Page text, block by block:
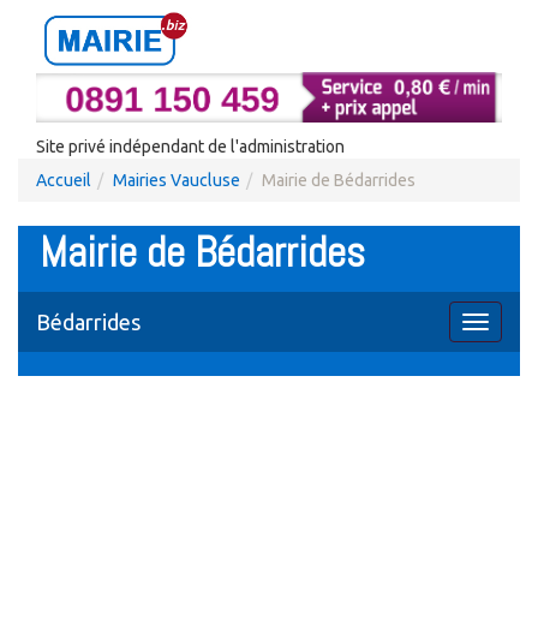
Site privé indépendant de l'administration
Accueil
Mairies Vaucluse Mairie de Bédarrides
Mairie de Bédarrides
Toggle
Bédarrides